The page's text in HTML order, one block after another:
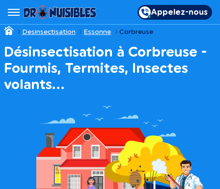
Appelez-nous
Desinsectisation Essonne Corbreuse
Désinsectisation à Corbreuse -
Fourmis, Termites, Insectes
volants…